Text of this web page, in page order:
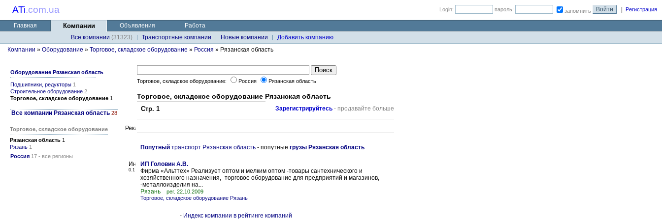
ATi.com.ua Login: пароль: запомнить Регистрация
Главная Компании Объявления
Работа
Все компании (31323) Транспортные компании Новые компании
Добавить компанию
Компании » Оборудование » Торговое, складское оборудование » Россия » Рязанская область
Оборудование Рязанская область
Подшипники, редукторы 1
Строительное оборудование 2
Торговое, складское оборудование 1
Все компании Рязанская область 28
Торговое, складское оборудование
Рязанская область 1
Рязань 1
Россия 17 - все регионы
Торговое, складское оборудование: Россия Рязанская область
Торговое, складское оборудование Рязанская область
Стр. 1 Зарегистрируйтесь - продавайте больше
Попутный транспорт Рязанская область - попутные грузы Рязанская область
0.1
ИП Головин А.В.
Фирма «Альттех» Реализует оптом и мелким оптом -товары сантехнического и
хозяйственного назначения, -торговое оборудование для предприятий и магазинов,
-металлоизделия на...
Рязань
рег. 22.10.2009
Торговое, складское оборудование Рязань
- Индекс компании в рейтинге компаний